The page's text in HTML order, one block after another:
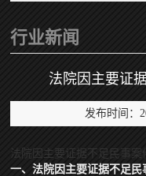
行业新闻
法院因主要证
发布时间：
法院因主要证据不足民事案
一、法院因主要证据不足民